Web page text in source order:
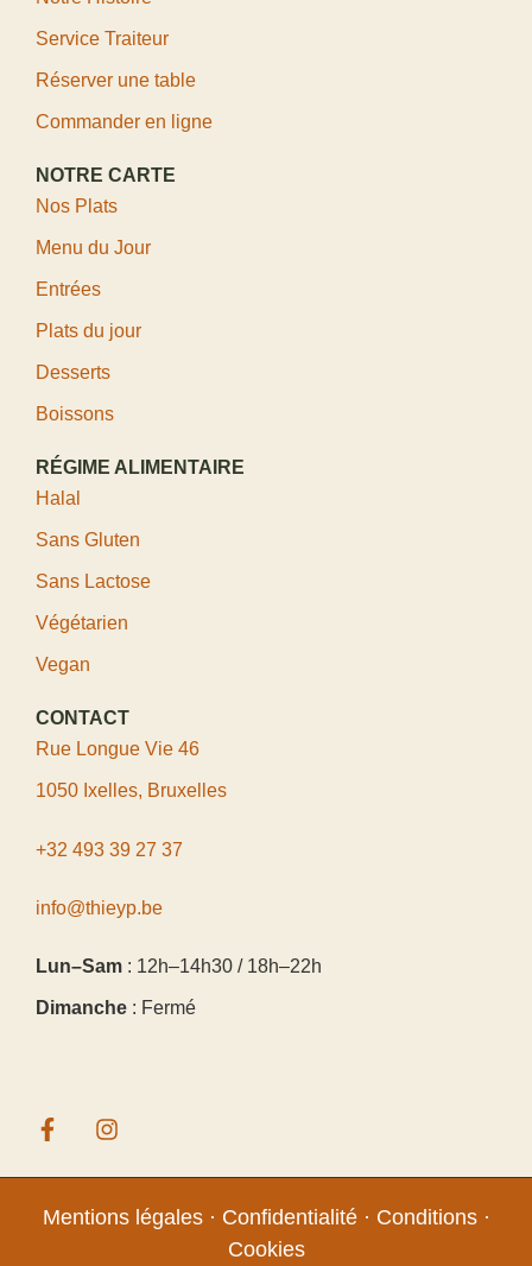
Service Traiteur
Réserver une table
Commander en ligne
NOTRE CARTE
Nos Plats
Menu du Jour
Entrées
Plats du jour
Desserts
Boissons
RÉGIME ALIMENTAIRE
Halal
Sans Gluten
Sans Lactose
Végétarien
Vegan
CONTACT
Rue Longue Vie 46
1050 Ixelles, Bruxelles
+32 493 39 27 37
info@thieyp.be
Lun–Sam : 12h–14h30 / 18h–22h
Dimanche : Fermé
Mentions légales· Confidentialité· Conditions·
Cookies